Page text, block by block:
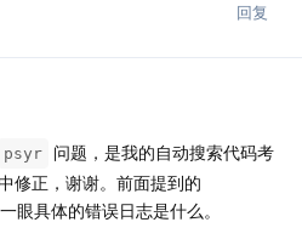
回复
psyr
问题，是我的自动搜索代码考
修正，谢谢。前面提到的
眼具体的错误日志是什么。